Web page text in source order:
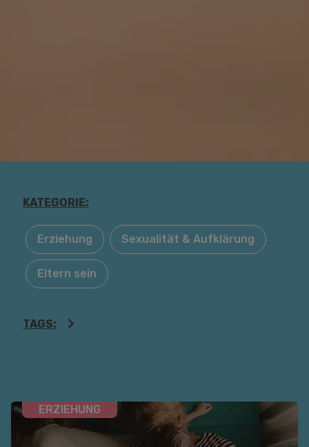
KATEGORIE:
Erziehung Sexualität & Aufklärung
Eltern sein
TAGS:
ERZIEHUNG